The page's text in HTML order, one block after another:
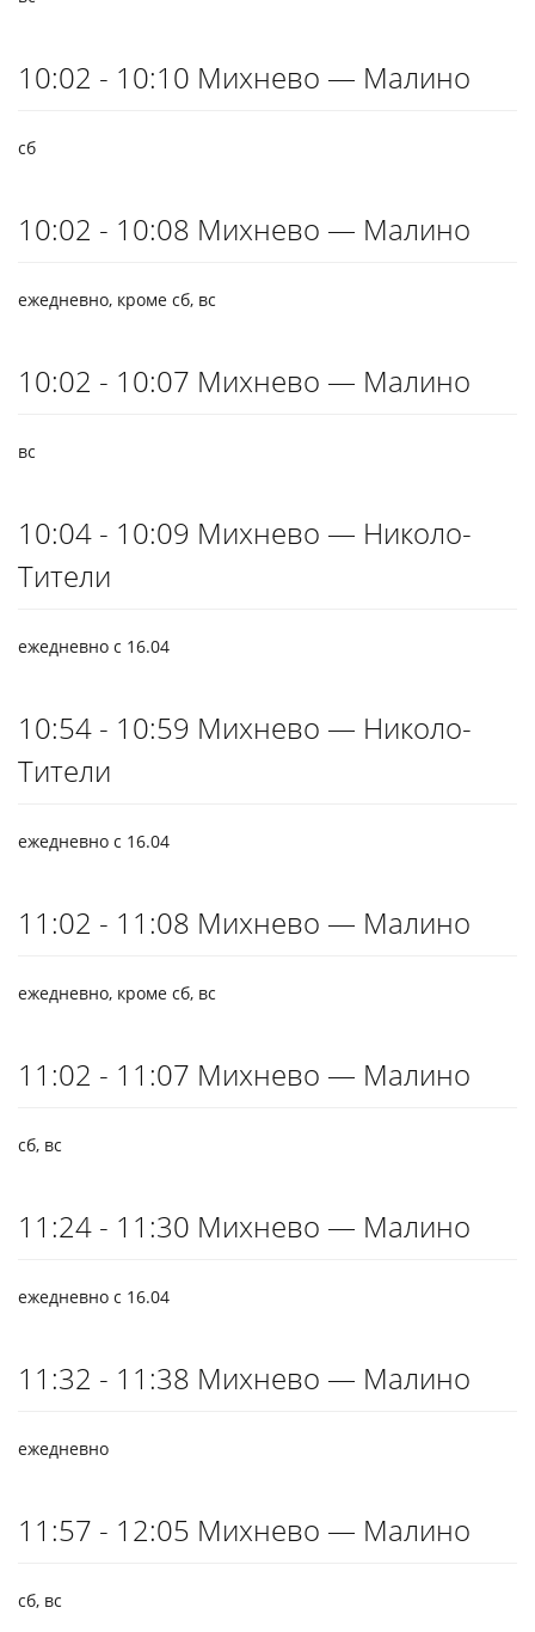
10:02 - 10:10 Михнево — Малино
сб
10:02 - 10:08 Михнево — Малино
ежедневно, кроме сб, вс
10:02 - 10:07 Михнево — Малино
вс
10:04 - 10:09 Михнево — Николо-
Тители
ежедневно с 16.04
10:54 - 10:59 Михнево — Николо-
Тители
ежедневно с 16.04
11:02 - 11:08 Михнево — Малино
ежедневно, кроме сб, вс
11:02 - 11:07 Михнево — Малино
сб, вс
11:24 - 11:30 Михнево — Малино
ежедневно с 16.04
11:32 - 11:38 Михнево — Малино
ежедневно
11:57 - 12:05 Михнево — Малино
сб, вс